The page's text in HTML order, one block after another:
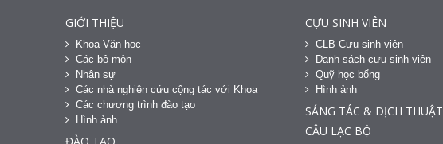
GIỚI THIỆU
Khoa Văn học
Các bộ môn
Nhân sự
Các nhà nghiên cứu cộng tác với Khoa
Các chương trình đào tạo
Hình ảnh
CỰU SINH VIÊN
CLB Cựu sinh viên
Danh sách cựu sinh viên
Quỹ học bổng
Hình ảnh
SÁNG TÁC & DỊCH THUẬT
CÂU LẠC BỘ